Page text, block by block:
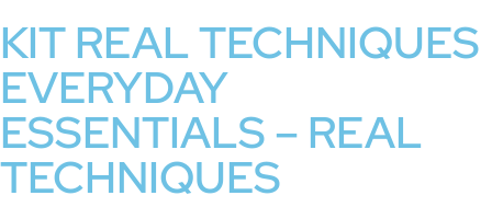
KIT REAL TECHNIQUES
EVERYDAY
ESSENTIALS – REAL
TECHNIQUES